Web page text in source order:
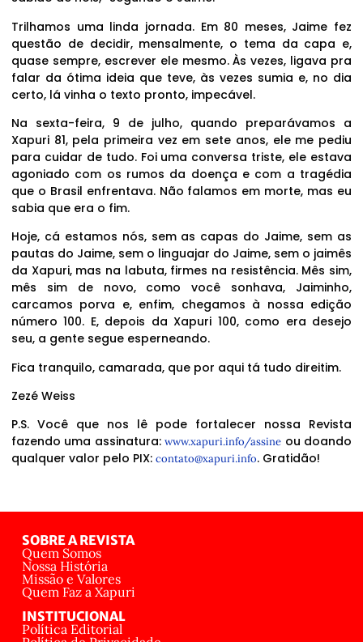
Trilhamos uma linda jornada. Em 80 meses, Jaime fez
questão de decidir, mensalmente, o tema da capa e,
quase sempre, escrever ele mesmo. Às vezes, ligava pra
falar da ótima ideia que teve, às vezes sumia e, no dia
certo, lá vinha o texto pronto, impecável.
Na sexta-feira, 9 de julho, quando preparávamos a
Xapuri 81, pela primeira vez em sete anos, ele me pediu
para cuidar de tudo. Foi uma conversa triste, ele estava
agoniado com os rumos da doença e com a tragédia
que o Brasil enfrentava. Não falamos em morte, mas eu
sabia que era o fim.
Hoje, cá estamos nós, sem as capas do Jaime, sem as
pautas do Jaime, sem o linguajar do Jaime, sem o jaimês
da Xapuri, mas na labuta, firmes na resistência. Mês sim,
mês sim de novo, como você sonhava, Jaiminho,
carcamos porva e, enfim, chegamos à nossa edição
número 100. E, depois da Xapuri 100, como era desejo
seu, a gente segue esperneando.
Fica tranquilo, camarada, que por aqui tá tudo direitim.
Zezé Weiss
P.S. Você que nos lê pode fortalecer nossa Revista
fazendo uma assinatura:www.xapuri.info/assine ou doando
qualquer valor pelo PIX: contato@xapuri.info. Gratidão!
SOBRE A REVISTA
Quem Somos
Nossa História
Missão e Valores
Quem Faz a Xapuri
INSTITUCIONAL
Política Editorial